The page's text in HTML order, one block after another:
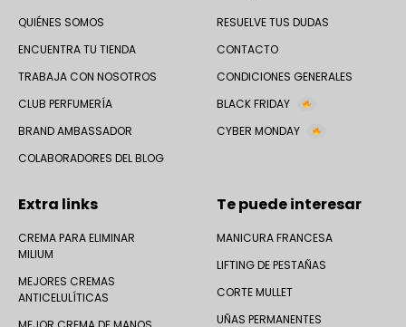
QUIÉNES SOMOS
ENCUENTRA TU TIENDA
TRABAJA CON NOSOTROS
CLUB PERFUMERÍA
BRAND AMBASSADOR
COLABORADORES DEL BLOG
RESUELVE TUS DUDAS
CONTACTO
CONDICIONES GENERALES
BLACK FRIDAY
CYBER MONDAY
Extra links
CREMA PARA ELIMINAR
MILIUM
MEJORES CREMAS
ANTICELULÍTICAS
Te puede interesar
MANICURA FRANCESA
LIFTING DE PESTAÑAS
CORTE MULLET
UÑAS PERMANENTES